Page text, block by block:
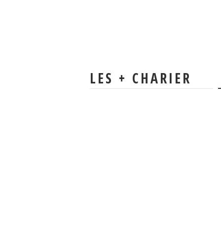
LES + CHARIER